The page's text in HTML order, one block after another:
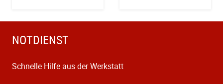
NOTDIENST
Schnelle Hilfe aus der Werkstatt